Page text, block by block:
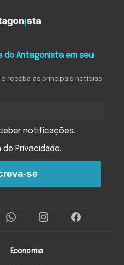
Economia
Antagonista em seu
receba as principais notícias
notificações.
de Privacidade.
se